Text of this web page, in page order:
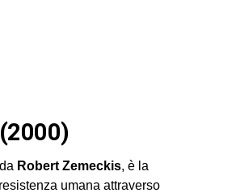
Robert Zemeckis, è la
umana attraverso